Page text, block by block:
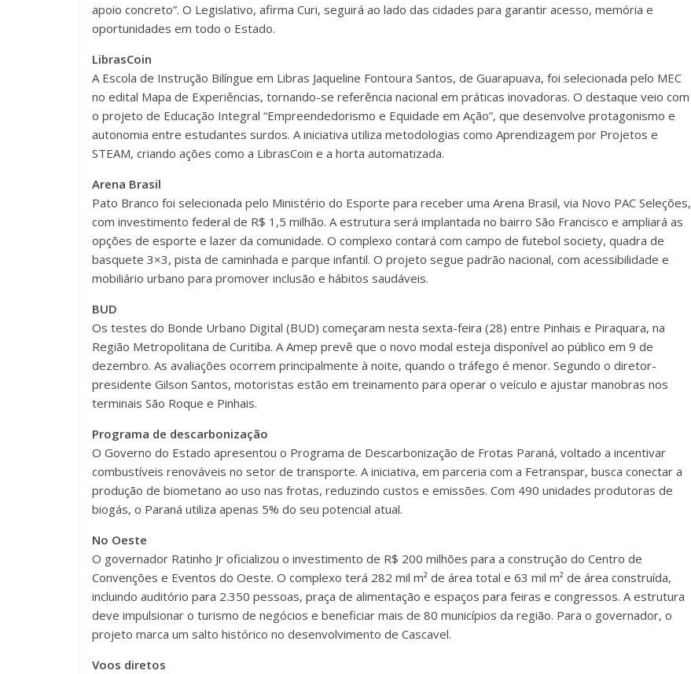
apoio concreto”. O Legislativo, afirma Curi, seguirá ao lado das cidades para garantir acesso, memória e
oportunidades em todo o Estado.
LibrasCoin
A Escola de Instrução Bilíngue em Libras Jaqueline Fontoura Santos, de Guarapuava, foi selecionada pelo MEC
no edital Mapa de Experiências, tornando-se referência nacional em práticas inovadoras. O destaque veio com
o projeto de Educação Integral “Empreendedorismo e Equidade em Ação”, que desenvolve protagonismo e
autonomia entre estudantes surdos. A iniciativa utiliza metodologias como Aprendizagem por Projetos e
STEAM, criando ações como a LibrasCoin e a horta automatizada.
Arena Brasil
Pato Branco foi selecionada pelo Ministério do Esporte para receber uma Arena Brasil, via Novo PAC Seleções,
com investimento federal de R$ 1,5 milhão. A estrutura será implantada no bairro São Francisco e ampliará as
opções de esporte e lazer da comunidade. O complexo contará com campo de futebol society, quadra de
basquete 3×3, pista de caminhada e parque infantil. O projeto segue padrão nacional, com acessibilidade e
mobiliário urbano para promover inclusão e hábitos saudáveis.
BUD
Os testes do Bonde Urbano Digital (BUD) começaram nesta sexta-feira (28) entre Pinhais e Piraquara, na
Região Metropolitana de Curitiba. A Amep prevê que o novo modal esteja disponível ao público em 9 de
dezembro. As avaliações ocorrem principalmente à noite, quando o tráfego é menor. Segundo o diretor-
presidente Gilson Santos, motoristas estão em treinamento para operar o veículo e ajustar manobras nos
terminais São Roque e Pinhais.
Programa de descarbonização
O Governo do Estado apresentou o Programa de Descarbonização de Frotas Paraná, voltado a incentivar
combustíveis renováveis no setor de transporte. A iniciativa, em parceria com a Fetranspar, busca conectar a
produção de biometano ao uso nas frotas, reduzindo custos e emissões. Com 490 unidades produtoras de
biogás, o Paraná utiliza apenas 5% do seu potencial atual.
No Oeste
O governador Ratinho Jr oficializou o investimento de R$ 200 milhões para a construção do Centro de
Convenções e Eventos do Oeste. O complexo terá 282 mil m² de área total e 63 mil m² de área construída,
incluindo auditório para 2.350 pessoas, praça de alimentação e espaços para feiras e congressos. A estrutura
deve impulsionar o turismo de negócios e beneficiar mais de 80 municípios da região. Para o governador, o
projeto marca um salto histórico no desenvolvimento de Cascavel.
Voos diretos